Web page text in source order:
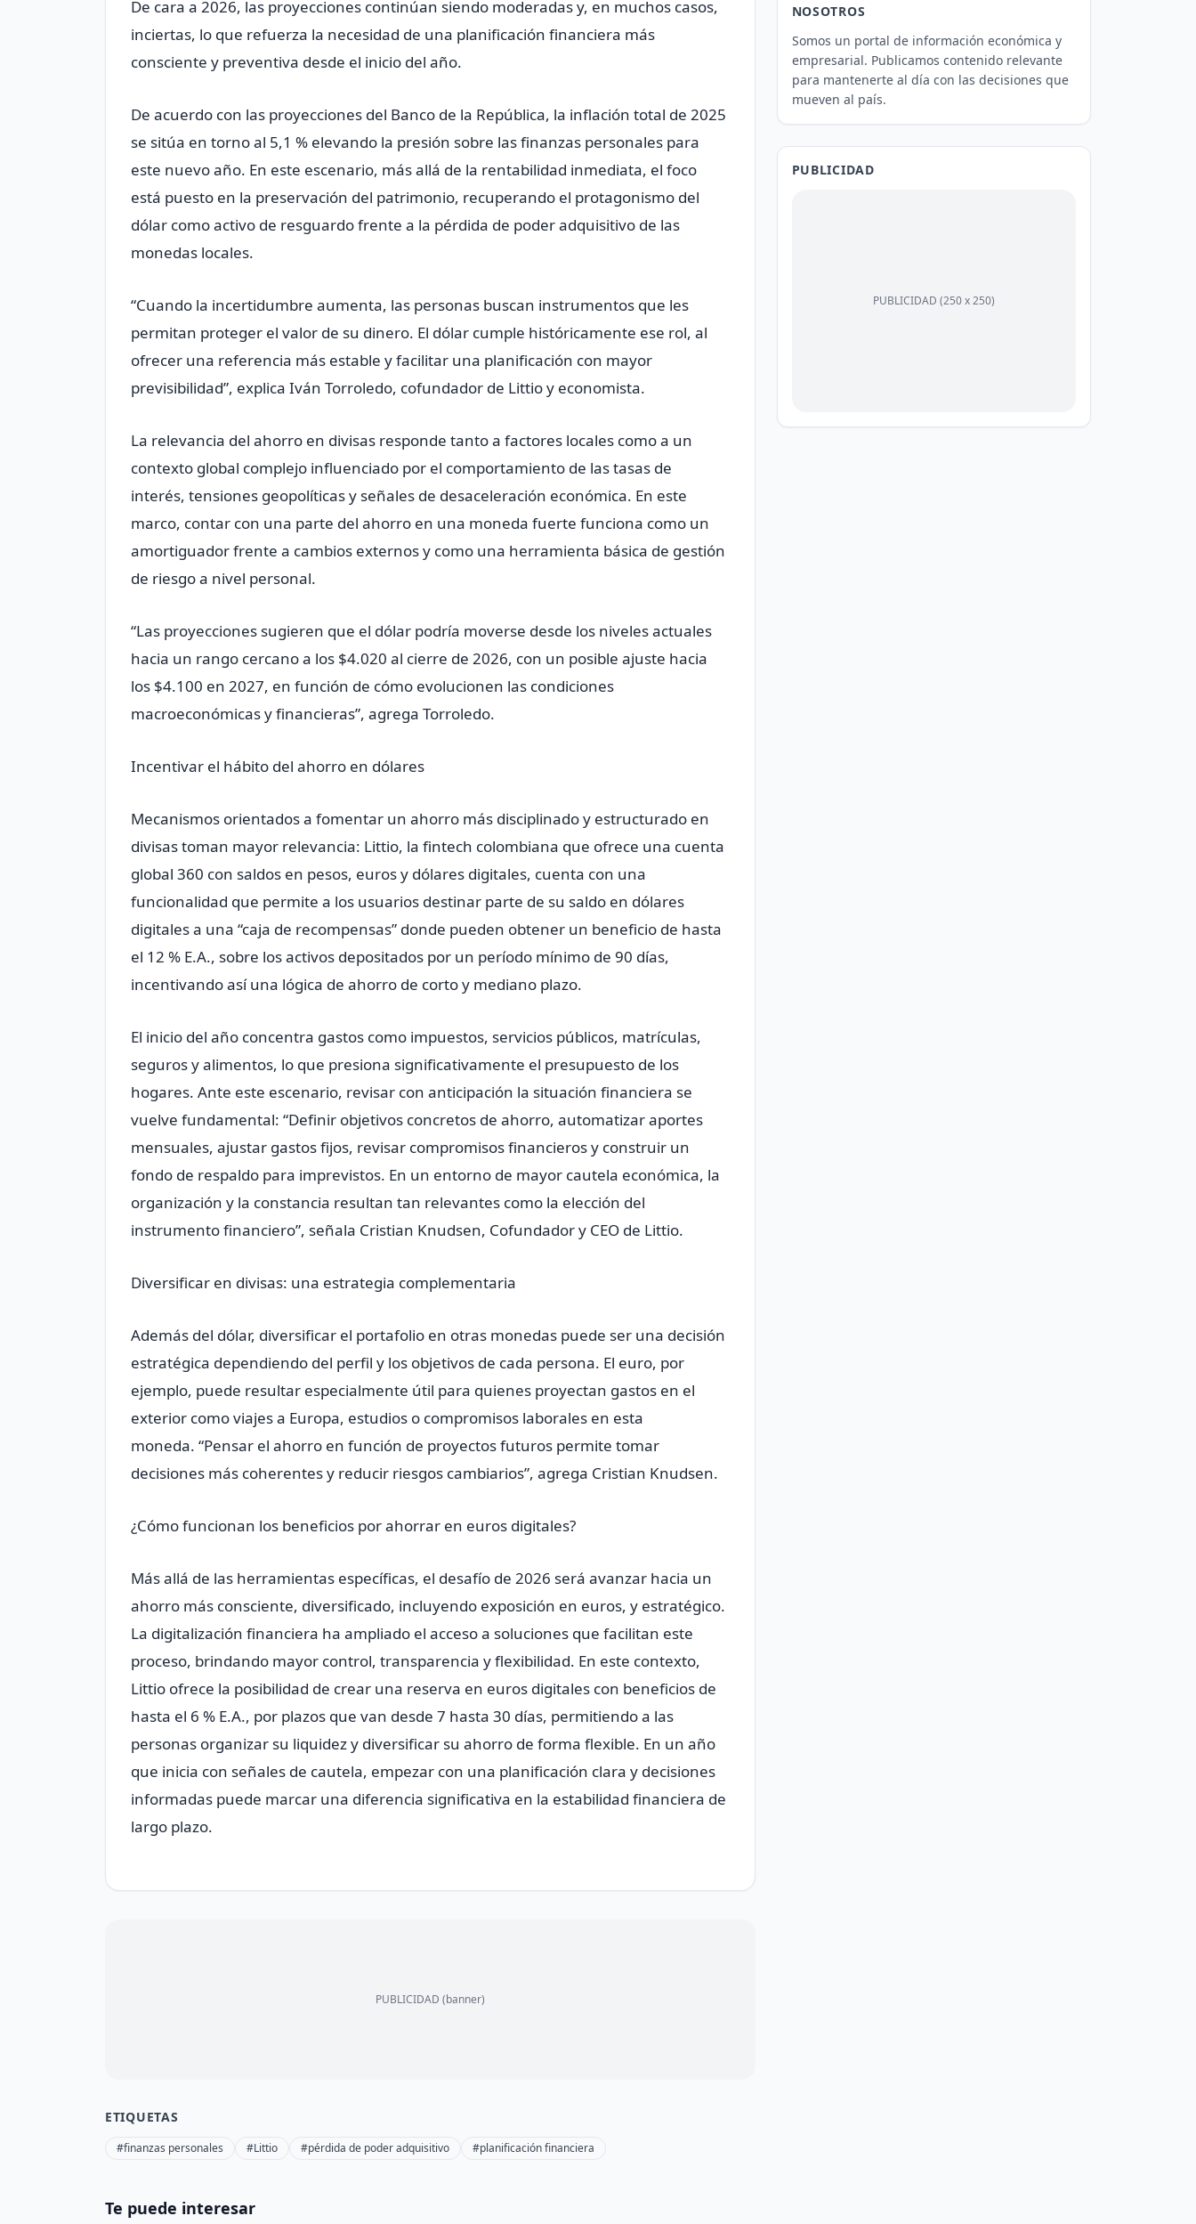
De cara a 2026, las proyecciones continúan siendo moderadas y, en muchos casos,
inciertas, lo que refuerza la necesidad de una planificación financiera más
consciente y preventiva desde el inicio del año.
De acuerdo con las proyecciones del Banco de la República, la inflación total de 2025
se sitúa en torno al 5,1 % elevando la presión sobre las finanzas personales para
este nuevo año. En este escenario, más allá de la rentabilidad inmediata, el foco
está puesto en la preservación del patrimonio, recuperando el protagonismo del
dólar como activo de resguardo frente a la pérdida de poder adquisitivo de las
monedas locales.
“Cuando la incertidumbre aumenta, las personas buscan instrumentos que les
permitan proteger el valor de su dinero. El dólar cumple históricamente ese rol, al
ofrecer una referencia más estable y facilitar una planificación con mayor
previsibilidad”, explica Iván Torroledo, cofundador de Littio y economista.
La relevancia del ahorro en divisas responde tanto a factores locales como a un
contexto global complejo influenciado por el comportamiento de las tasas de
interés, tensiones geopolíticas y señales de desaceleración económica. En este
marco, contar con una parte del ahorro en una moneda fuerte funciona como un
amortiguador frente a cambios externos y como una herramienta básica de gestión
de riesgo a nivel personal.
“Las proyecciones sugieren que el dólar podría moverse desde los niveles actuales
hacia un rango cercano a los $4.020 al cierre de 2026, con un posible ajuste hacia
los $4.100 en 2027, en función de cómo evolucionen las condiciones
macroeconómicas y financieras”, agrega Torroledo.
Incentivar el hábito del ahorro en dólares
Mecanismos orientados a fomentar un ahorro más disciplinado y estructurado en
divisas toman mayor relevancia: Littio, la fintech colombiana que ofrece una cuenta
global 360 con saldos en pesos, euros y dólares digitales, cuenta con una
funcionalidad que permite a los usuarios destinar parte de su saldo en dólares
digitales a una “caja de recompensas” donde pueden obtener un beneficio de hasta
el 12 % E.A., sobre los activos depositados por un período mínimo de 90 días,
incentivando así una lógica de ahorro de corto y mediano plazo.
El inicio del año concentra gastos como impuestos, servicios públicos, matrículas,
seguros y alimentos, lo que presiona significativamente el presupuesto de los
hogares. Ante este escenario, revisar con anticipación la situación financiera se
vuelve fundamental: “Definir objetivos concretos de ahorro, automatizar aportes
mensuales, ajustar gastos fijos, revisar compromisos financieros y construir un
fondo de respaldo para imprevistos. En un entorno de mayor cautela económica, la
organización y la constancia resultan tan relevantes como la elección del
instrumento financiero”, señala Cristian Knudsen, Cofundador y CEO de Littio.
Diversificar en divisas: una estrategia complementaria
Además del dólar, diversificar el portafolio en otras monedas puede ser una decisión
estratégica dependiendo del perfil y los objetivos de cada persona. El euro, por
ejemplo, puede resultar especialmente útil para quienes proyectan gastos en el
exterior como viajes a Europa, estudios o compromisos laborales en esta
moneda. “Pensar el ahorro en función de proyectos futuros permite tomar
decisiones más coherentes y reducir riesgos cambiarios”, agrega Cristian Knudsen.
¿Cómo funcionan los beneficios por ahorrar en euros digitales?
Más allá de las herramientas específicas, el desafío de 2026 será avanzar hacia un
ahorro más consciente, diversificado, incluyendo exposición en euros, y estratégico.
La digitalización financiera ha ampliado el acceso a soluciones que facilitan este
proceso, brindando mayor control, transparencia y flexibilidad. En este contexto,
Littio ofrece la posibilidad de crear una reserva en euros digitales con beneficios de
hasta el 6 % E.A., por plazos que van desde 7 hasta 30 días, permitiendo a las
personas organizar su liquidez y diversificar su ahorro de forma flexible. En un año
que inicia con señales de cautela, empezar con una planificación clara y decisiones
informadas puede marcar una diferencia significativa en la estabilidad financiera de
largo plazo.
PUBLICIDAD (banner)
ETIQUETAS
#finanzas personales #Littio #pérdida de poder adquisitivo #planificación financiera
Te puede interesar
NOSOTROS
Somos un portal de información económica y
empresarial. Publicamos contenido relevante
para mantenerte al día con las decisiones que
mueven al país.
PUBLICIDAD
PUBLICIDAD (250 x 250)